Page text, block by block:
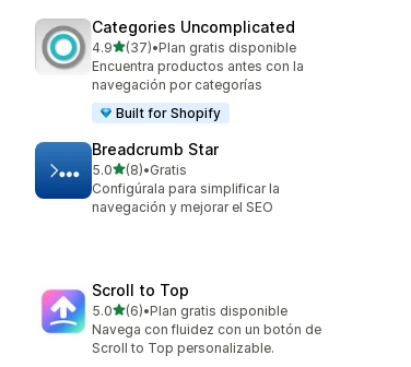
Categories Uncomplicated
4.9de 5 estrellas
(37)
37 reseñas en total
•Plan gratis disponible
Encuentra productos antes con la
navegación por categorías
Built for Shopify
Breadcrumb Star
5.0de 5 estrellas
(8)
8 reseñas en total
•Gratis
Configúrala para simplificar la
navegación y mejorar el SEO
Scroll to Top
5.0de 5 estrellas
(6)
6 reseñas en total
•Plan gratis disponible
Navega con fluidez con un botón de
Scroll to Top personalizable.